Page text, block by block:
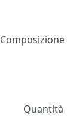
Composizione
Quantità